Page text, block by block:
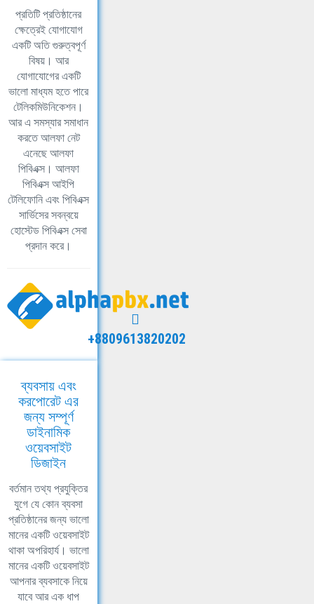
প্রতিটি প্রতিষ্ঠানের
ক্ষেত্রেই যোগাযোগ
একটি অতি গুরুত্বপূর্ণ
বিষয়। আর
যোগাযোগের একটি
ভালো মাধ্যম হতে পারে
টেলিকমিউনিকেশন।
আর এ সমস্যার সমাধান
করতে আলফা নেট
এনেছে আলফা
পিবিএক্স। আলফা
পিবিএক্স আইপি
টেলিফোনি এবং পিবিএক্স
সার্ভিসের সবন্বয়ে
হোস্টেড পিবিএক্স সেবা
প্রদান করে।
+8809613820202
ব্যবসায় এবং
করপোরেট এর
জন্য সম্পূর্ণ
ডাইনামিক
ওয়েবসাইট
ডিজাইন
বর্তমান তথ্য প্রযুক্তির
যুগে যে কোন ব্যবসা
প্রতিষ্ঠানের জন্য ভালো
মানের একটি ওয়েবসাইট
থাকা অপরিহার্য। ভালো
মানের একটি ওয়েবসাইট
আপনার ব্যবসাকে নিয়ে
যাবে আর এক ধাপ